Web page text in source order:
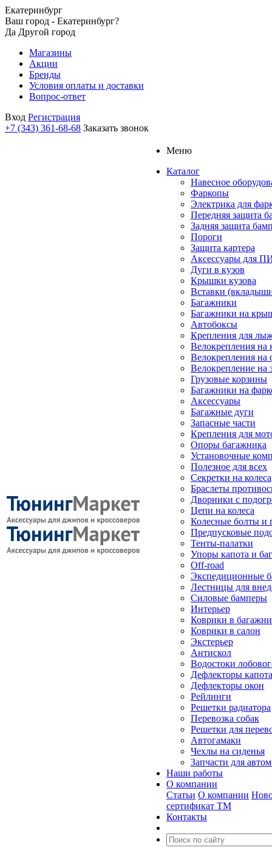
Екатеринбург
Ваш город - Екатеринбург?
Да Другой город
Магазины
Акции
Бренды
Условия оплаты и доставки
Вопрос-ответ
Вход Регистрация
+7 (343) 361-68-68 Заказать звонок
Меню
Каталог
Навесное
Фаркопы
Электрика для
Передняя защита
Задняя защита
Пороги
Защита картера
Аксессуары для
Дуги в кузов
Крышки кузова
Вставки
Багажники
Багажники на
Автобоксы
Крепления для
Велокрепления
Велокрепления на
Велокрепление на
Грузовые корзины
Багажники на
Аксессуары
Багажные дуги
Запасные части
Крепления для
Опоры багажника
Установочные
Полезное для всех
Секретки на колеса
Браслеты
Дворники с
Цепи на колеса
Колесные болты и
Предпусковые
Тенты-палатки
Упоры капота и
Off-road
Экспедиционные
Лестницы для
Силовые бамперы
Интерьер
Коврики в
Коврики в салон
Экстерьер
Антискол
Водостоки
Дефлекторы капота
Дефлекторы окон
Рейлинги
Решетки радиатора
Перевозка собак
Решетки для
Автогамаки
Чехлы на сиденья
Запчасти для
Наши работы
О компании
Статьи О компании
сертификат ТМ
Контакты